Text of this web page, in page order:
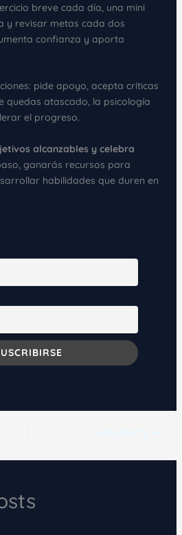
breve cada día, una mini
y revisar metas cada dos
confianza y aporta
pide apoyo, acepta críticas
quedas atascado, la psicología
el progreso.
alcanzables y celebra
ganarás recursos para
habilidades que duren en